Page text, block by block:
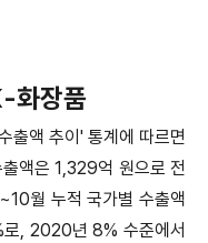
화장품
출액 추이' 통계에 따르면
액은 1,329억 원으로 전
월 누적 국가별 수출액
로, 2020년 8% 수준에서